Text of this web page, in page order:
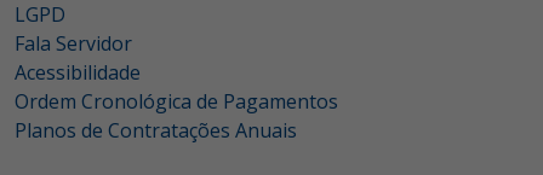
LGPD
Fala Servidor
Acessibilidade
Ordem Cronológica de Pagamentos
Planos de Contratações Anuais